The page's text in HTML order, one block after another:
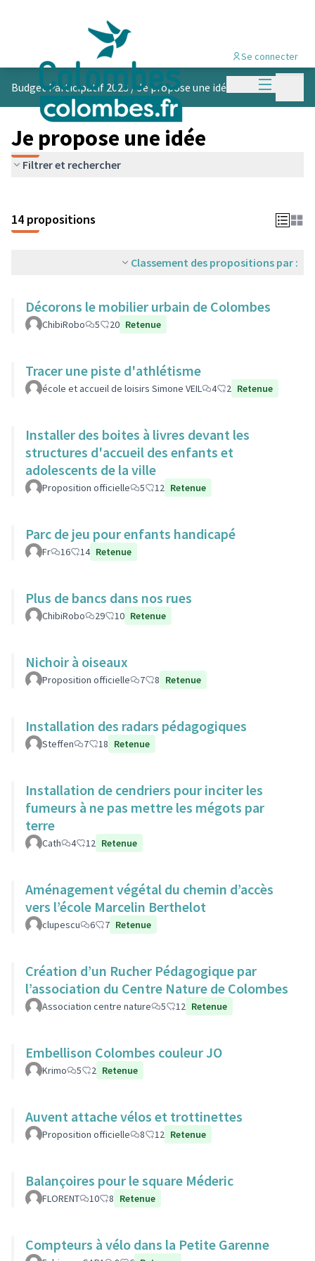
Menu
Se connecter
Budget Participatif 2023 /Je propose une idée
Je propose une idée
Filtrer et rechercher
14 propositions
Classement des propositions par :
Décorons le mobilier urbain de Colombes
ChibiRobo 5 20 Retenue
Tracer une piste d'athlétisme
école et accueil de loisirs Simone VEIL 4 2 Retenue
Installer des boites à livres devant les
structures d'accueil des enfants et
adolescents de la ville
Proposition officielle 5 12 Retenue
Parc de jeu pour enfants handicapé
Fr 16 14 Retenue
Plus de bancs dans nos rues
ChibiRobo 29 10 Retenue
Nichoir à oiseaux
Proposition officielle 7 8 Retenue
Installation des radars pédagogiques
Steffen 7 18 Retenue
Installation de cendriers pour inciter les
fumeurs à ne pas mettre les mégots par
terre
Cath 4 12 Retenue
Aménagement végétal du chemin d’accès
vers l’école Marcelin Berthelot
clupescu 6 7 Retenue
Création d’un Rucher Pédagogique par
l’association du Centre Nature de Colombes
Association centre nature 5 12 Retenue
Embellison Colombes couleur JO
Krimo 5 2 Retenue
Auvent attache vélos et trottinettes
Proposition officielle 8 12 Retenue
Balançoires pour le square Méderic
FLORENT 10 8 Retenue
Compteurs à vélo dans la Petite Garenne